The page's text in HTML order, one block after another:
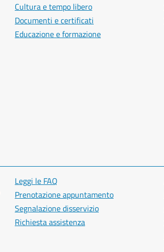
Cultura e tempo libero
Documenti e certificati
Educazione e formazione
Leggi le FAQ
Prenotazione appuntamento
Segnalazione disservizio
Richiesta assistenza